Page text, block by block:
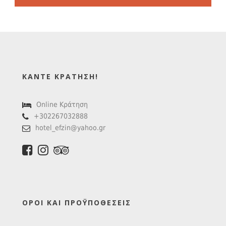
ΚΆΝΤΕ ΚΡΆΤΗΣΗ!
Online Κράτηση
+302267032888
hotel_efzin@yahoo.gr
ΌΡΟΙ ΚΑΙ ΠΡΟΫΠΟΘΈΣΕΙΣ